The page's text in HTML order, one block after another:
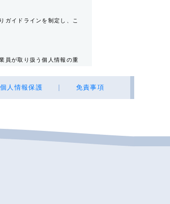
ガイドラインを制定し、こ
員が取り扱う個人情報の重
mailアドレス）・自宅電話
個人情報保護 免責事項